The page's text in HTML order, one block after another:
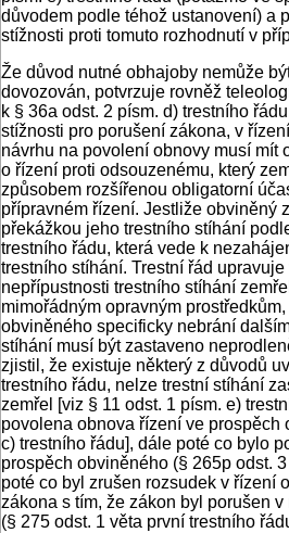
důvodem podle téhož ustanovení) a
stížnosti proti tomuto rozhodnutí v
Že důvod nutné obhajoby nemůže
dovozován, potvrzuje rovněž
k § 36a odst. 2 písm. d) trestního
stížnosti pro porušení zákona, v
návrhu na povolení obnovy musí mít
o řízení proti odsouzenému, který
způsobem rozšířenou obligatorní
přípravném řízení. Jestliže obviněný
překážkou jeho trestního stíhání
trestního řádu, která vede k
trestního stíhání. Trestní řád
nepřípustnosti trestního stíhání
mimořádným opravným
obviněného specificky nebrání
stíhání musí být zastaveno
zjistil, že existuje některý z důvodů
trestního řádu, nelze trestní stíhání
zemřel [viz § 11 odst. 1 písm. e)
povolena obnova řízení ve prospěch
c) trestního řádu], dále poté co bylo
prospěch obviněného (§ 265p odst.
poté co byl zrušen rozsudek v řízení
zákona s tím, že zákon byl porušen
(§ 275 odst. 1 věta první trestního